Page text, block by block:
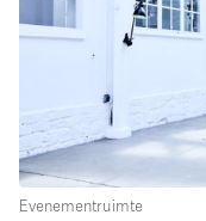
Evenementruimte